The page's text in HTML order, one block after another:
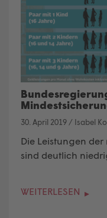
30. April 2019 / Isabel
Die Leistungen
sind deutlich
WEITERLESEN